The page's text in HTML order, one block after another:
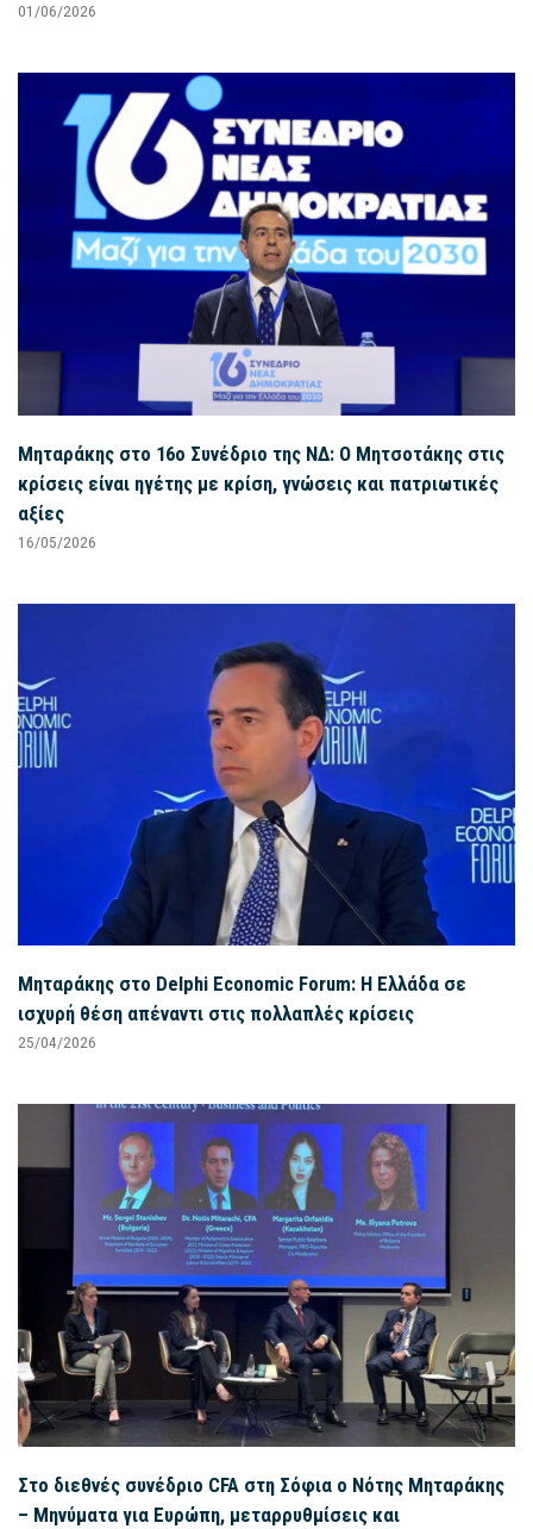
01/06/2026
Μηταράκης στο 16ο Συνέδριο της ΝΔ: Ο Μητσοτάκης στις
κρίσεις είναι ηγέτης με κρίση, γνώσεις και πατριωτικές
αξίες
16/05/2026
Μηταράκης στο Delphi Economic Forum: Η Ελλάδα σε
ισχυρή θέση απέναντι στις πολλαπλές κρίσεις
25/04/2026
Στο διεθνές συνέδριο CFA στη Σόφια ο Νότης Μηταράκης
– Μηνύματα για Ευρώπη, μεταρρυθμίσεις και